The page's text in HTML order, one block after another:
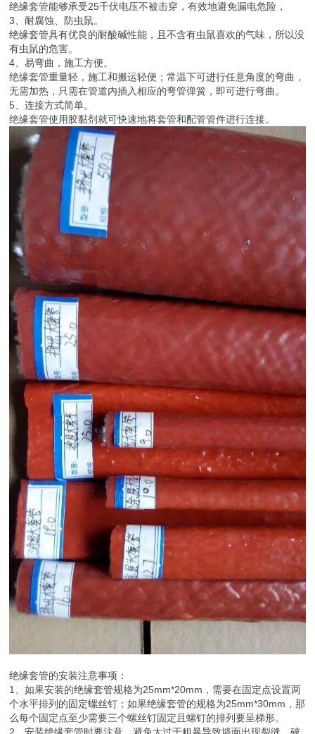
绝缘套管能够承受25千伏电压不被击穿，有效地避免漏电危险，
3、耐腐蚀、防虫鼠。
绝缘套管具有优良的耐酸碱性能，且不含有虫鼠喜欢的气味，所以没
有虫鼠的危害。
4、易弯曲，施工方便。
绝缘套管重量轻，施工和搬运轻便；常温下可进行任意角度的弯曲，
无需加热，只需在管道内插入相应的弯管弹簧，即可进行弯曲。
5、连接方式简单。
绝缘套管使用胶黏剂就可快速地将套管和配管管件进行连接。
绝缘套管的安装注意事项：
1、如果安装的绝缘套管规格为25mm*20mm，需要在固定点设置两
个水平排列的固定螺丝钉；如果绝缘套管的规格为25mm*30mm，那
么每个固定点至少需要三个螺丝钉固定且螺钉的排列要呈梯形。